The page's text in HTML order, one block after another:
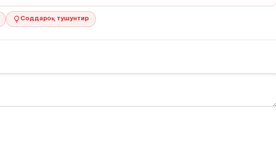
Соддароқ тушунтир